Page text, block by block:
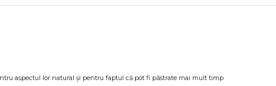
aspectul lor natural și pentru faptul că pot fi păstrate mai mult timp